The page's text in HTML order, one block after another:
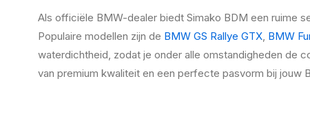
Als officiële BMW-dealer biedt Simako BDM een ruime
Populaire modellen zijn de BMW GS Rallye GTX, BMW
waterdichtheid, zodat je onder alle omstandigheden de
van premium kwaliteit en een perfecte pasvorm bij jouw